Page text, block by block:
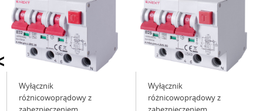
Wyłącznik
różnicowoprądowy z
Wyłącznik
różnicowoprądowy z